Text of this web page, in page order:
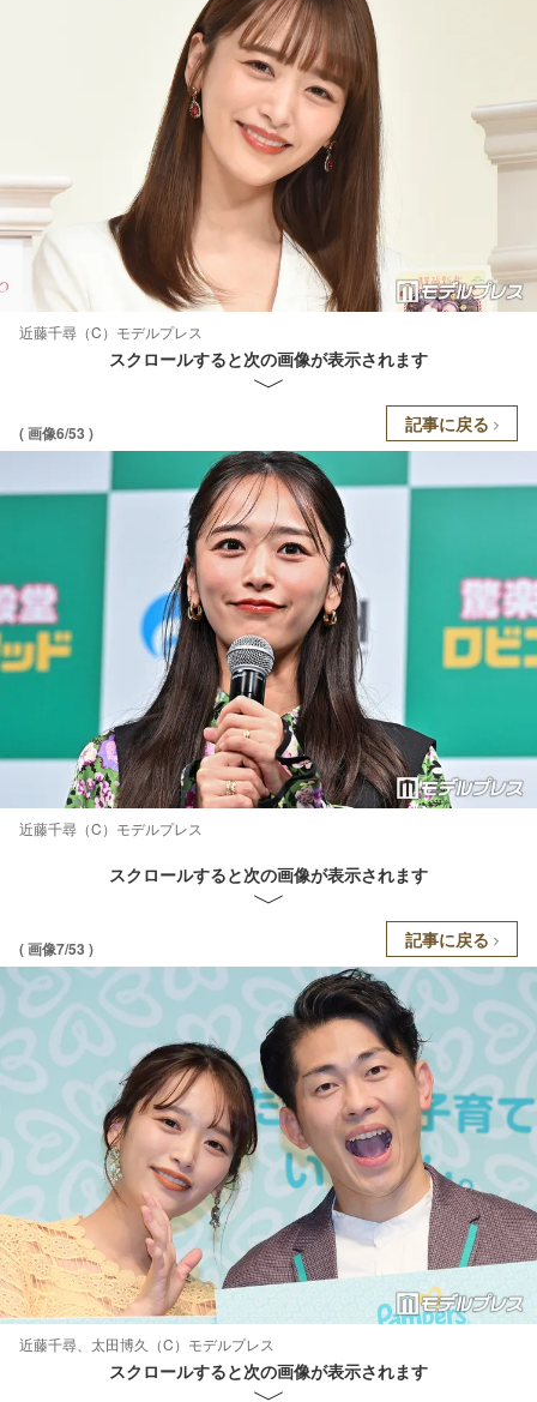
近藤千尋（C）モデルプレス
スクロールすると次の画像が表示されます
( 画像6/53 ) 記事に戻る
近藤千尋（C）モデルプレス
スクロールすると次の画像が表示されます
( 画像7/53 ) 記事に戻る
近藤千尋、太田博久（C）モデルプレス
スクロールすると次の画像が表示されます